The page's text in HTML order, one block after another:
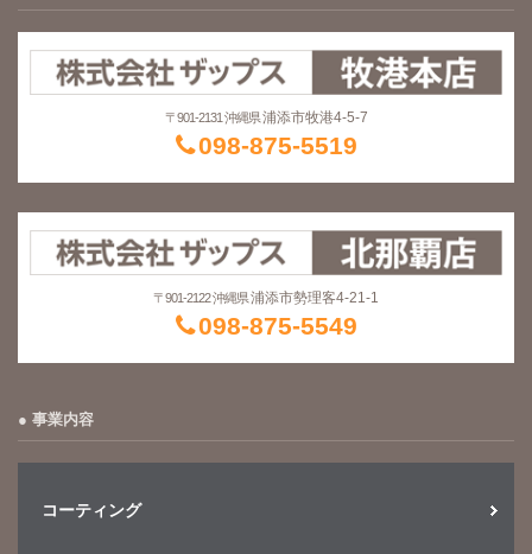
〒901-2131 沖縄県 浦添市牧港4-5-7
098-875-5519
〒901-2122 沖縄県浦添市勢理客4-21-1
098-875-5549
事業内容
コーティング